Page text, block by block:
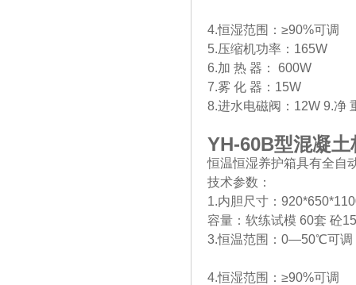
4.恒湿范围：≥90%可调
5.压缩机功率：165W
6.加 热 器： 600W
7.雾 化 器：15W
8.进水电磁阀：12W 9.净
YH-60B型混凝土
恒温恒湿养护箱具有全自
技术参数：
1.内胆尺寸：
容量：软练试模 60套 砼
3.恒温范围：0—50℃可
4.恒湿范围：≥90%可调